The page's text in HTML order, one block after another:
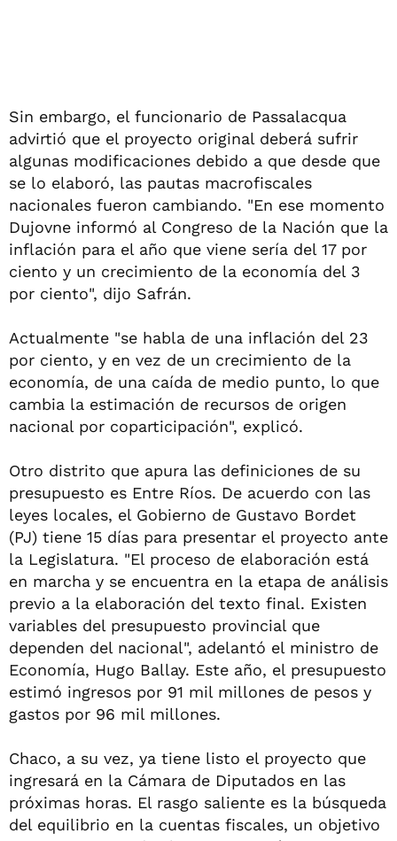
Sin embargo, el funcionario de Passalacqua
advirtió que el proyecto original deberá sufrir
algunas modificaciones debido a que desde que
se lo elaboró, las pautas macrofiscales
nacionales fueron cambiando. "En ese momento
Dujovne informó al Congreso de la Nación que la
inflación para el año que viene sería del 17 por
ciento y un crecimiento de la economía del 3
por ciento", dijo Safrán.
Actualmente "se habla de una inflación del 23
por ciento, y en vez de un crecimiento de la
economía, de una caída de medio punto, lo que
cambia la estimación de recursos de origen
nacional por coparticipación", explicó.
Otro distrito que apura las definiciones de su
presupuesto es Entre Ríos. De acuerdo con las
leyes locales, el Gobierno de Gustavo Bordet
(PJ) tiene 15 días para presentar el proyecto ante
la Legislatura. "El proceso de elaboración está
en marcha y se encuentra en la etapa de análisis
previo a la elaboración del texto final. Existen
variables del presupuesto provincial que
dependen del nacional", adelantó el ministro de
Economía, Hugo Ballay. Este año, el presupuesto
estimó ingresos por 91 mil millones de pesos y
gastos por 96 mil millones.
Chaco, a su vez, ya tiene listo el proyecto que
ingresará en la Cámara de Diputados en las
próximas horas. El rasgo saliente es la búsqueda
del equilibrio en la cuentas fiscales, un objetivo